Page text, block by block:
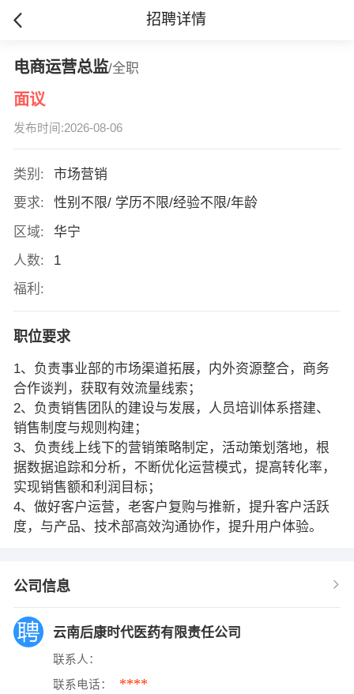
招聘详情
电商运营总监/全职
面议
发布时间:2026-08-06
类别:
市场营销
要求:
性别不限/ 学历不限/经验不限/年龄
区域:
华宁
人数:
1
福利:
职位要求
1、负责事业部的市场渠道拓展，内外资源整合，商务
合作谈判，获取有效流量线索；
2、负责销售团队的建设与发展，人员培训体系搭建、
销售制度与规则构建；
3、负责线上线下的营销策略制定，活动策划落地，根
据数据追踪和分析，不断优化运营模式，提高转化率，
实现销售额和利润目标；
4、做好客户运营，老客户复购与推新，提升客户活跃
度，与产品、技术部高效沟通协作，提升用户体验。
公司信息
云南后康时代医药有限责任公司
联系人：
联系电话： ****